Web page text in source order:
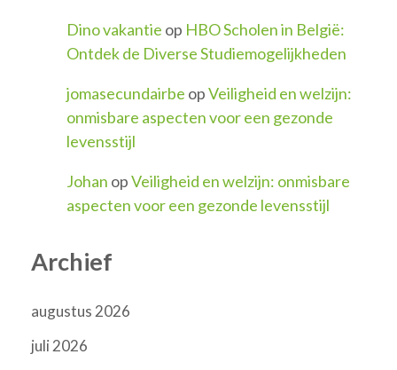
Dino vakantie op HBO Scholen in België:
Ontdek de Diverse Studiemogelijkheden
jomasecundairbe opVeiligheid en welzijn:
onmisbare aspecten voor een gezonde
levensstijl
Johan opVeiligheid en welzijn: onmisbare
aspecten voor een gezonde levensstijl
Archief
augustus 2026
juli 2026